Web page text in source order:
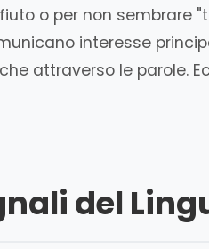
o per non sembrare
interesse
attraverso le parole.
del